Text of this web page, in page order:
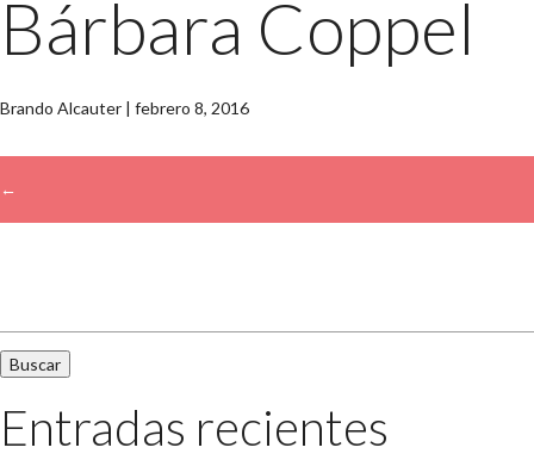
Bárbara Coppel
Brando Alcauter | febrero 8, 2016
←
Entradas recientes